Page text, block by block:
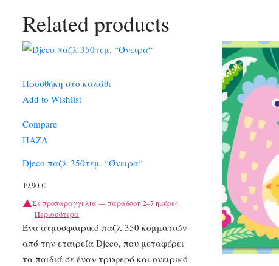
Related products
Προσθήκη στο καλάθι
Add to Wishlist
Compare
ΠΑΖΛ
Djeco παζλ 350τεμ. “Όνειρα“
19,90 €
Σε προπαραγγελία — παράδοση 2–7 ημέρες.
Περισσότερα
Ένα ατμοσφαιρικό παζλ 350 κομματιών
από την εταιρεία Djeco, που μεταφέρει
τα παιδιά σε έναν τρυφερό και ονειρικό